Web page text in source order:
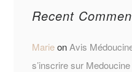
Recent
MarieonAvis
s’inscrire sur